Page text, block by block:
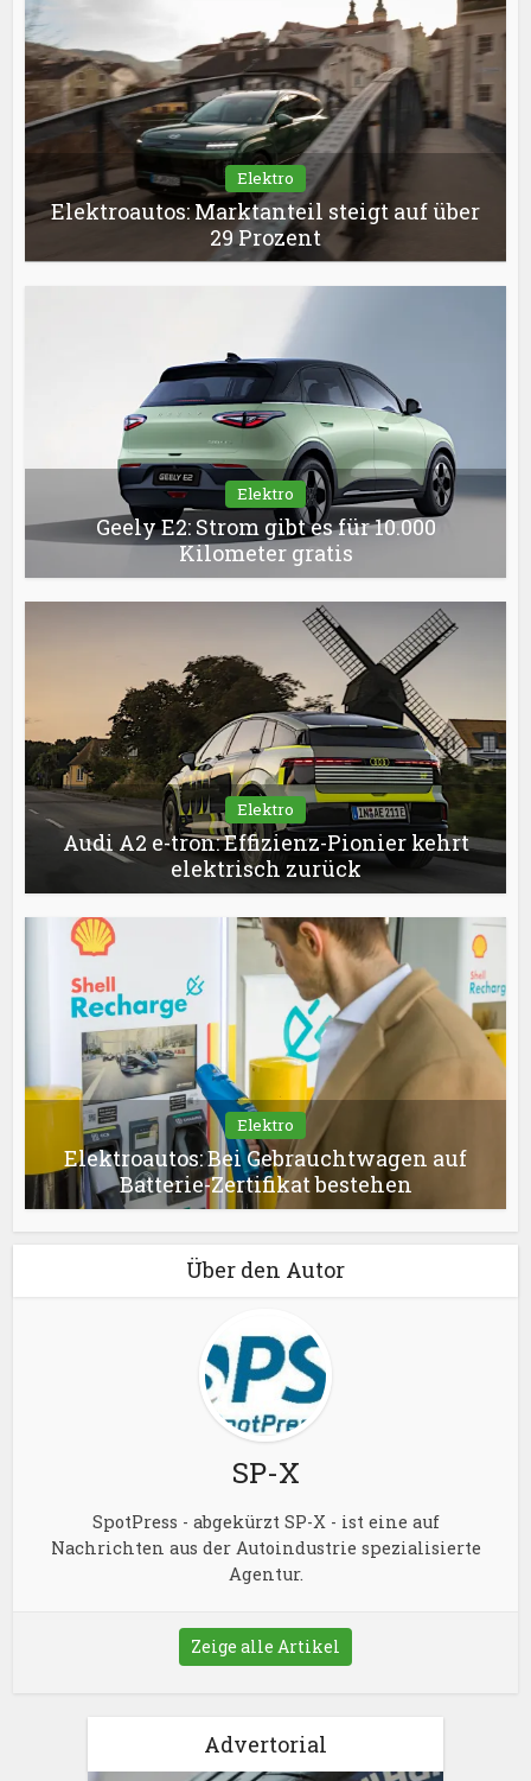
Elektro
Elektroautos: Marktanteil steigt auf über
29 Prozent
Elektro
Geely E2: Strom gibt es für 10.000
Kilometer gratis
Elektro
Audi A2 e-tron: Effizienz-Pionier kehrt
elektrisch zurück
Elektro
Elektroautos: Bei Gebrauchtwagen auf
Batterie-Zertifikat bestehen
Über den Autor
SP-X
SpotPress - abgekürzt SP-X - ist eine auf
Nachrichten aus der Autoindustrie spezialisierte
Agentur.
Zeige alle Artikel
Advertorial